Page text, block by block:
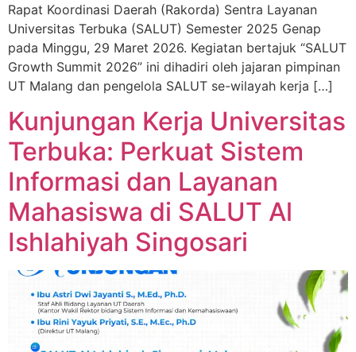
Rapat Koordinasi Daerah (Rakorda) Sentra Layanan
Universitas Terbuka (SALUT) Semester 2025 Genap
pada Minggu, 29 Maret 2026. Kegiatan bertajuk “SALUT
Growth Summit 2026” ini dihadiri oleh jajaran pimpinan
UT Malang dan pengelola SALUT se-wilayah kerja […]
Kunjungan Kerja Universitas
Terbuka: Perkuat Sistem
Informasi dan Layanan
Mahasiswa di SALUT Al
Ishlahiyah Singosari